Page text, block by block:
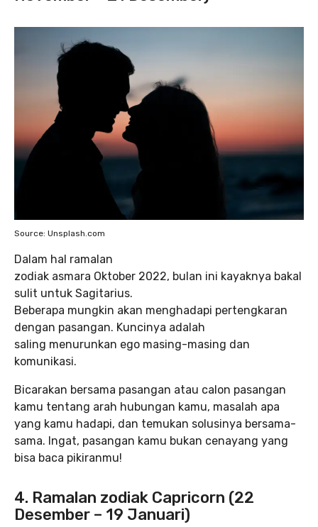
Source: Unsplash.com
Dalam hal ramalan
zodiak asmara Oktober 2022, bulan ini kayaknya bakal
sulit untuk Sagitarius.
Beberapa mungkin akan menghadapi pertengkaran
dengan pasangan. Kuncinya adalah
saling menurunkan ego masing-masing dan
komunikasi.
Bicarakan bersama pasangan atau calon pasangan
kamu tentang arah hubungan kamu, masalah apa
yang kamu hadapi, dan temukan solusinya bersama-
sama. Ingat, pasangan kamu bukan cenayang yang
bisa baca pikiranmu!
4. Ramalan zodiak Capricorn (22
Desember – 19 Januari)